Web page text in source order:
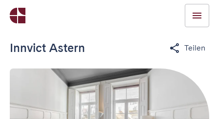
Innvict Astern Teilen